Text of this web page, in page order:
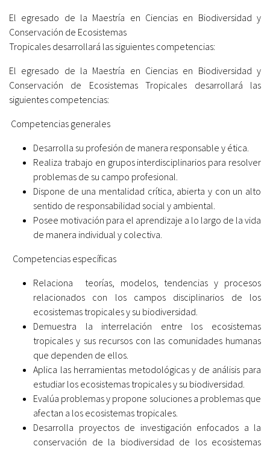
El egresado de la Maestría en Ciencias en Biodiversidad y
Conservación de Ecosistemas
Tropicales desarrollará las siguientes competencias:
El egresado de la Maestría en Ciencias en Biodiversidad y
Conservación de Ecosistemas Tropicales desarrollará las
siguientes competencias:
Competencias generales
Desarrolla su profesión de manera responsable y ética.
Realiza trabajo en grupos interdisciplinarios para resolver
problemas de su campo profesional.
Dispone de una mentalidad crítica, abierta y con un alto
sentido de responsabilidad social y ambiental.
Posee motivación para el aprendizaje a lo largo de la vida
de manera individual y colectiva.
Competencias específicas
Relaciona teorías, modelos, tendencias y procesos
relacionados con los campos disciplinarios de los
ecosistemas tropicales y su biodiversidad.
Demuestra la interrelación entre los ecosistemas
tropicales y sus recursos con las comunidades humanas
que dependen de ellos.
Aplica las herramientas metodológicas y de análisis para
estudiar los ecosistemas tropicales y su biodiversidad.
Evalúa problemas y propone soluciones a problemas que
afectan a los ecosistemas tropicales.
Desarrolla proyectos de investigación enfocados a la
conservación de la biodiversidad de los ecosistemas